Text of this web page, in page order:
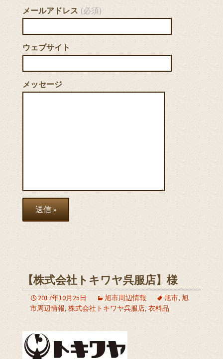
メールアドレス (必須)
ウェブサイト
メッセージ
【株式会社トキワヤ呉服店】様
2017年10月25日 旭市周辺情報 旭市, 旭
市周辺情報, 株式会社トキワヤ呉服店, 衣料品